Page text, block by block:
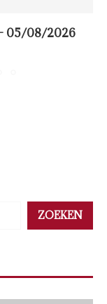
05/08/2026
ZOEKEN